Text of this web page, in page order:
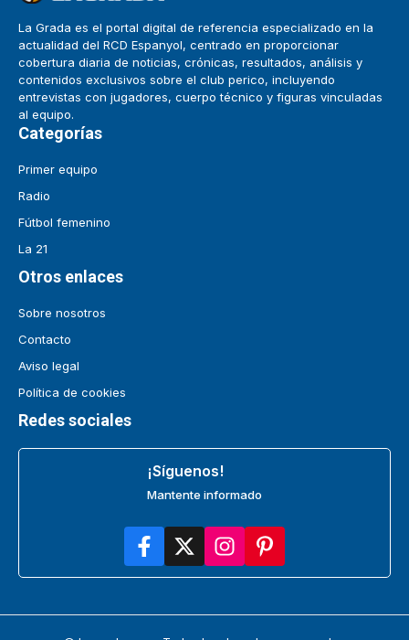
La Grada es el portal digital de referencia especializado en la
actualidad del RCD Espanyol, centrado en proporcionar
cobertura diaria de noticias, crónicas, resultados, análisis y
contenidos exclusivos sobre el club perico, incluyendo
entrevistas con jugadores, cuerpo técnico y figuras vinculadas
al equipo.
Categorías
Primer equipo
Radio
Fútbol femenino
La 21
Otros enlaces
Sobre nosotros
Contacto
Aviso legal
Política de cookies
Redes sociales
¡Síguenos!
Mantente informado